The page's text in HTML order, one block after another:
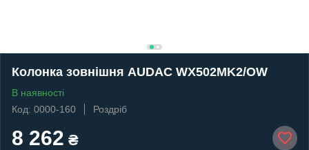
Колонка зовнішня AUDAC WX502MK2/OW
В наявності
Код: 0000-160
Роздріб
8 262 ₴